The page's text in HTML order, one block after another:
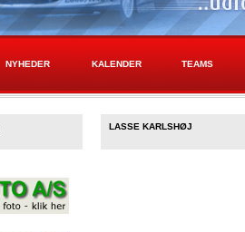
NYHEDER KALENDER TEAMS
LASSE KARLSHØJ